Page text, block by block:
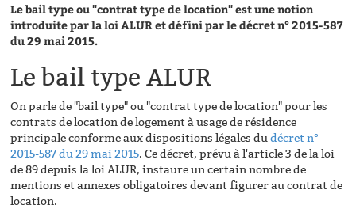
Le bail type ou "contrat type de location" est une notion
introduite par la loi ALUR et défini par le décret n° 2015-587
du 29 mai 2015.
Le bail type ALUR
On parle de "bail type" ou "contrat type de location" pour les
contrats de location de logement à usage de résidence
principale conforme aux dispositions légales dudécret n°
2015-587 du 29 mai 2015. Ce décret, prévu à l'article 3 de la loi
de 89 depuis la loi ALUR, instaure un certain nombre de
mentions et annexes obligatoires devant figurer au contrat de
location.